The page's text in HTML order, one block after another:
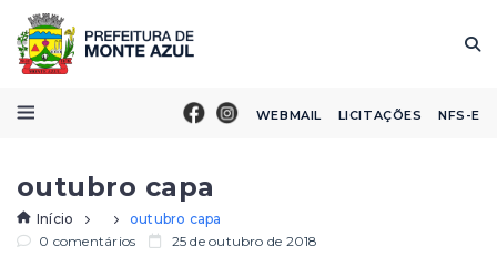
WEBMAIL LICITAÇÕES NFS-E
outubro capa
Início
outubro capa
0 comentários
25 de outubro de 2018